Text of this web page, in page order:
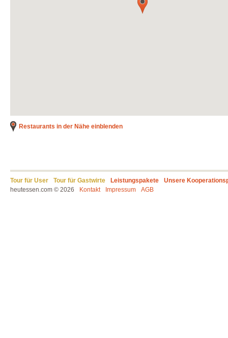
Restaurants in der Nähe einblenden
Tour für User Tour für Gastwirte Leistungspakete
Unsere
heutessen.com © 2026
Kontakt Impressum AGB